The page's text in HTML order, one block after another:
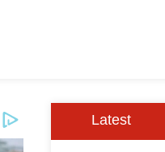
Latest